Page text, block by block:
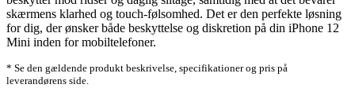
skærmens klarhed og touch-følsomhed. Det er den perfekte løsning
for dig, der ønsker både beskyttelse og diskretion på din iPhone 12
Mini inden for mobiltelefoner.
* Se den gældende produkt beskrivelse, specifikationer og pris på
leverandørens side.